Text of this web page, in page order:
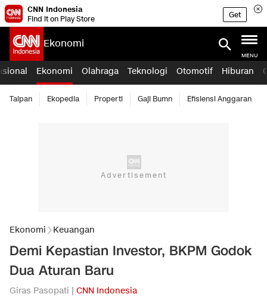
CNN Indonesia
Find it on Play Store
Get
Ekonomi
MENU
Ekonomi Olahraga Teknologi Otomotif Hiburan
Taipan Ekopedia Properti Gaji Bumn Efisiensi Anggaran
Ekonomi Keuangan
Demi Kepastian Investor, BKPM Godok
Dua Aturan Baru
Giras Pasopati | CNN Indonesia